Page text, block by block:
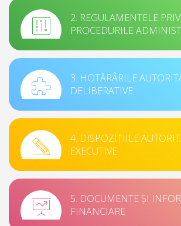
2. REGULAMENTELE
PROCEDURILE
3. HOTĂRÂRILE
DELIBERATIVE
4. DISPOZIȚIILE
EXECUTIVE
5. DOCUMENTE ȘI
FINANCIARE